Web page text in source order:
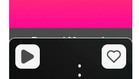
Record Megamix